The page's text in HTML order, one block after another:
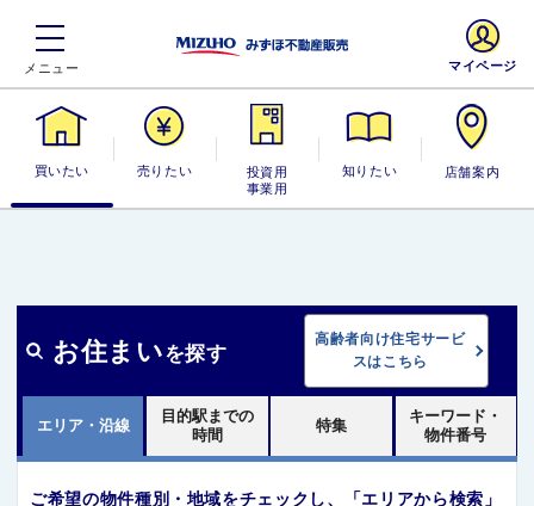
買いたい 売りたい
投資用・事業
用
知りたい 店舗案内
マイページ
お住まいを探す
高齢者向け住宅サービ
スはこちら
エリア・沿線
目的駅までの
時間
特集
キーワード・
物件番号
ご希望の物件種別・地域をチェックし、「エリアから検索」